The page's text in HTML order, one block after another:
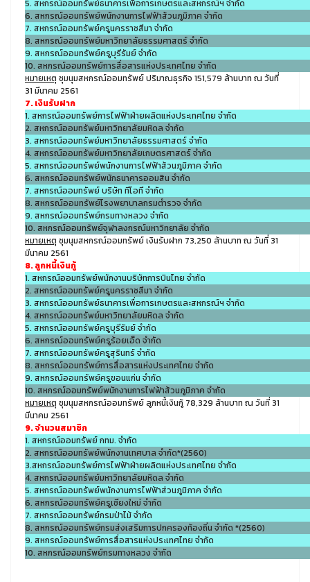
5. สหกรณ์ออมทรัพย์ธนาคารเพื่อการเกษตรและสหกรณ์ฯ จำกัด
6. สหกรณ์ออมทรัพย์พนักงานการไฟฟ้าส้วนภูมิภาค จำกัด
7. สหกรณ์ออมทรัพย์ครูนครราชสีมา จำกัด
8. สหกรณ์ออมทรัพย์มหาวิทยาลัยธรรมศาสตร์ จำกัด
9. สหกรณ์ออมทรัพย์ครูบุรีรัมย์ จำกัด
10. สหกรณ์ออมทรัพย์การสื่อสารแห่งประเทศไทย จำกัด
หมายเหตุ ชุมนุมสหกรณ์ออมทรัพย์ ปริมาณธุรกิจ 151,579 ล้านบาท ณ วันที่
31 มีนาคม 2561
7. เงินรับฝาก
1. สหกรณ์ออมทรัพย์การไฟฟ้าฝ่ายผลิตแห่งประเทศไทย จำกัด
2. สหกรณ์ออมทรัพย์มหาวิทยาลัยมหิดล จำกัด
3. สหกรณ์ออมทรัพย์มหาวิทยาลัยธรรมศาสตร์ จำกัด
4. สหกรณ์ออมทรัพย์มหาวิทยาลัยเกษตรศาสตร์ จำกัด
5. สหกรณ์ออมทรัพย์พนักงานการไฟฟ้าส้วนภูมิภาค จำกัด
6. สหกรณ์ออมทรัพย์พนักธนาคารออมสิน จำกัด
7. สหกรณ์ออมทรัพย์ บริษัท ทีโอที จำกัด
8. สหกรณ์ออมทรัพย์โรงพยาบาลกรมตำรวจ จำกัด
9. สหกรณ์ออมทรัพย์กรมทางหลวง จำกัด
10. สหกรณ์ออมทรัพย์จุฬาลงกรณ์มหาวิทยาลัย จำกัด
หมายเหตุ ชุมนุมสหกรณ์ออมทรัพย์ เงินรับฝาก 73,250 ล้านบาท ณ วันที่ 31
มีนาคม 2561
8. ลูกหนี้เงินกู้
1. สหกรณ์ออมทรัพย์พนักงานบริษัทการบินไทย จำกัด
2. สหกรณ์ออมทรัพย์ครูนครราชสีมา จำกัด
3. สหกรณ์ออมทรัพย์ธนาคารเพื่อการเกษตรและสหกรณ์ฯ จำกัด
4. สหกรณ์ออมทรัพย์มหาวิทยาลัยมหิดล จำกัด
5. สหกรณ์ออมทรัพย์ครูบุรีรัมย์ จำกัด
6. สหกรณ์ออมทรัพย์ครูร้อยเอ็ด จำกัด
7. สหกรณ์ออมทรัพย์ครูสุรินทร์ จำกัด
8. สหกรณ์ออมทรัพย์การสื่อสารแห่งประเทศไทย จำกัด
9. สหกรณ์ออมทรัพย์ครูขอนแก่น จำกัด
10. สหกรณ์ออมทรัพย์พนักงานการไฟฟ้าส้วนภูมิภาค จำกัด
หมายเหตุ ชุมนุมสหกรณ์ออมทรัพย์ ลูกหนี้เงินกู้ 78,329 ล้านบาท ณ วันที่ 31
มีนาคม 2561
9. จำนวนสมาชิก
1. สหกรณ์ออมทรัพย์ กทม. จำกัด
2. สหกรณ์ออมทรัพย์พนักงานเทศบาล จำกัด*(2560)
3.สหกรณ์ออมทรัพย์การไฟฟ้าฝ่ายผลิตแห่งประเทศไทย จำกัด
4. สหกรณ์ออมทรัพย์มหาวิทยาลัยมหิดล จำกัด
5. สหกรณ์ออมทรัพย์พนักงานการไฟฟ้าส่วนภูมิภาค จำกัด
6. สหกรณ์ออมทรัพย์ครูเชียงใหม่ จำกัด
7. สหกรณ์ออมทรัพย์กรมป่าไม้ จำกัด
8. สหกรณ์ออมทรัพย์กรมส่งเสริมการปกครองท้องถิ่น จำกัด *(2560)
9. สหกรณ์ออมทรัพย์การสื่อสารแห่งประเทศไทย จำกัด
10. สหกรณ์ออมทรัพย์กรมทางหลวง จำกัด